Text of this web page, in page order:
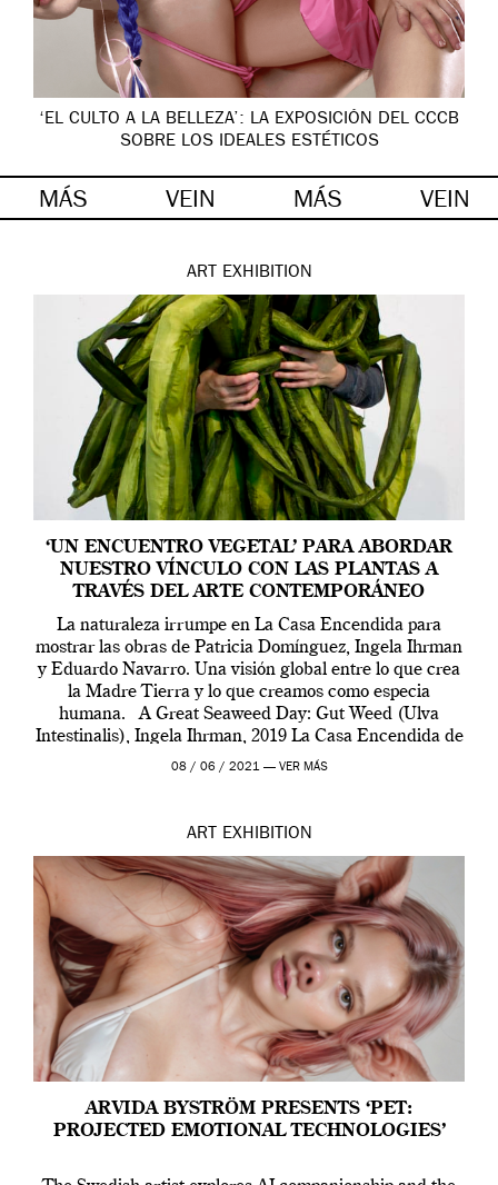
‘EL CULTO A LA BELLEZA’: LA EXPOSICIÓN DEL CCCB
SOBRE LOS IDEALES ESTÉTICOS
MÁS VEIN MÁS VEIN
ART EXHIBITION
‘UN ENCUENTRO VEGETAL’ PARA ABORDAR
NUESTRO VÍNCULO CON LAS PLANTAS A
TRAVÉS DEL ARTE CONTEMPORÁNEO
La naturaleza irrumpe en La Casa Encendida para
mostrar las obras de Patricia Domínguez, Ingela Ihrman
y Eduardo Navarro. Una visión global entre lo que crea
la Madre Tierra y lo que creamos como especia
humana. A Great Seaweed Day: Gut Weed (Ulva
Intestinalis), Ingela Ihrman, 2019 La Casa Encendida de
Madrid y la Wellcome […]
08 / 06 / 2021 — VER MÁS
ART EXHIBITION
ARVIDA BYSTRÖM PRESENTS ‘PET:
PROJECTED EMOTIONAL TECHNOLOGIES’